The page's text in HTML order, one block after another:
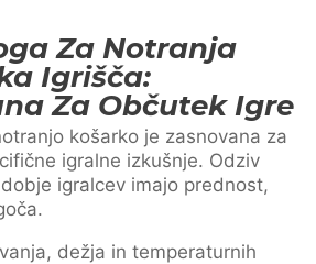
Za Notranja
Igrišča:
Za Občutek Igre
košarko je zasnovana za
igralne izkušnje. Odziv
igralcev imajo prednost,
dežja in temperaturnih